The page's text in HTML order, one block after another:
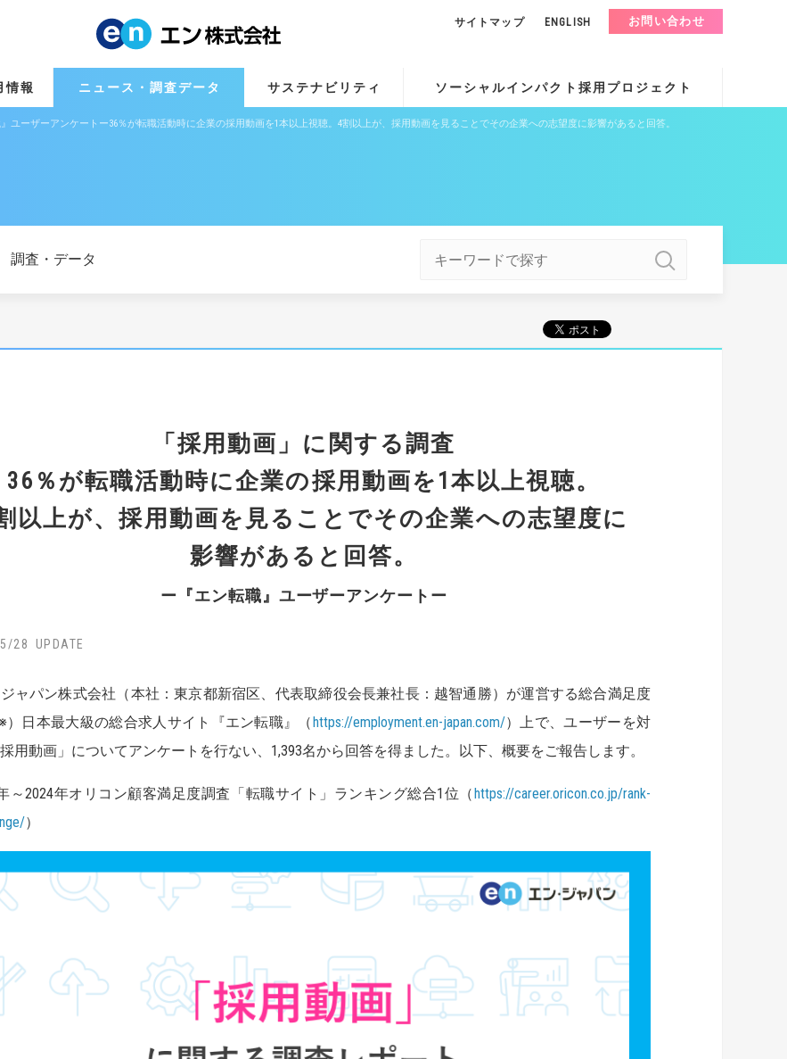
情報 ニュース・調査データ サステナビリティ ソーシャルインパクト採用プロジェクト
サイトマップ ENGLISH お問い合わせ
ユーザーアンケートー36％が転職活動時に企業の採用動画を1本以上視聴。4割以上が、採用動画を見ることでその企業への志望度に影響があると回答。
調査・データ
「採用動画」に関する調査
36％が転職活動時に企業の採用動画を1本以上視聴。
以上が、採用動画を見ることでその企業への志望度に
影響があると回答。
ー『エン転職』ユーザーアンケートー
28
ャパン株式会社（本社：東京都新宿区、代表取締役会長兼社長：越智通勝）が運営する総合満足度
）日本最大級の総合求人サイト『エン転職』（https://employment.en-japan.com/）上で、ユーザーを対
用動画」についてアンケートを行ない、1,393名から回答を得ました。以下、概要をご報告します。
～2024年オリコン顧客満足度調査「転職サイト」ランキング総合1位（https://career.oricon.co.jp/rank-
）